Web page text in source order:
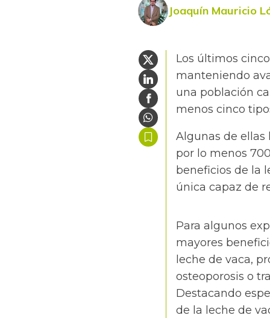
Joaquín Mauricio
Los últimos
manteniendo
una población
menos cinco
Algunas de ellas
por lo menos
beneficios de la
única capaz de
Para algunos
mayores
leche de vaca,
osteoporosis o
Destacando
de la leche de